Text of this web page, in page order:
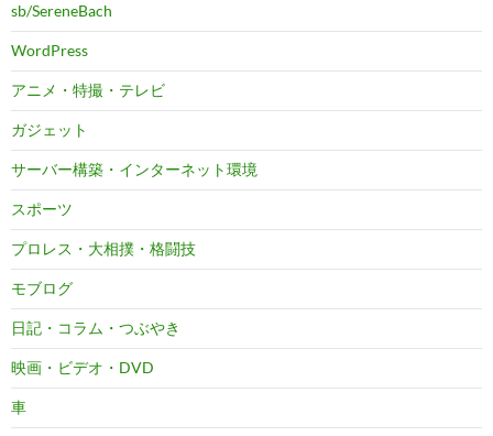
sb/SereneBach
WordPress
アニメ・特撮・テレビ
ガジェット
サーバー構築・インターネット環境
スポーツ
プロレス・大相撲・格闘技
モブログ
日記・コラム・つぶやき
映画・ビデオ・DVD
車